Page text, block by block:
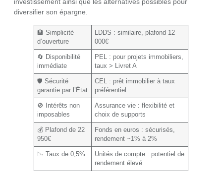
investissement ainsi que les alternatives possibles pour
diversifier son épargne.
🏦 Simplicité
d’ouverture
LDDS : similaire, plafond 12
000€
🔄 Disponibilité
immédiate
PEL : pour projets immobiliers,
taux > Livret A
🛡️ Sécurité
garantie par l’État
CEL : prêt immobilier à taux
préférentiel
🚫 Intérêts non
imposables
Assurance vie : flexibilité et
choix de supports
💰 Plafond de 22
950€
Fonds en euros : sécurisés,
rendement ~1% à 2%
📉 Taux de 0,5%
Unités de compte : potentiel de
rendement élevé